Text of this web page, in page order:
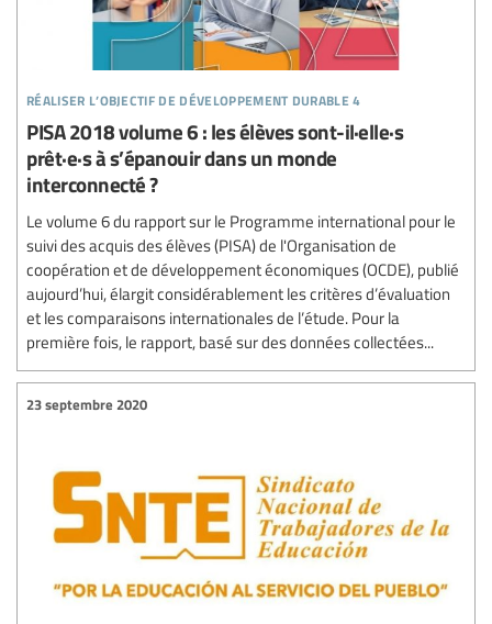
réaliser l’objectif de développement durable 4
PISA 2018 volume 6 : les élèves sont-il·elle·s
prêt·e·s à s’épanouir dans un monde
interconnecté ?
Le volume 6 du rapport sur le Programme international pour le
suivi des acquis des élèves (PISA) de l'Organisation de
coopération et de développement économiques (OCDE), publié
aujourd’hui, élargit considérablement les critères d’évaluation
et les comparaisons internationales de l’étude. Pour la
première fois, le rapport, basé sur des données collectées...
23 septembre 2020